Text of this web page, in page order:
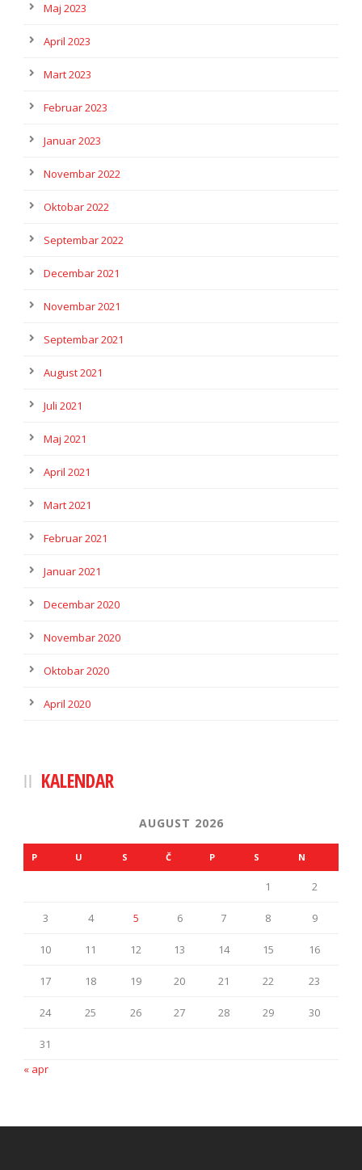
Maj 2023
April 2023
Mart 2023
Februar 2023
Januar 2023
Novembar 2022
Oktobar 2022
Septembar 2022
Decembar 2021
Novembar 2021
Septembar 2021
August 2021
Juli 2021
Maj 2021
April 2021
Mart 2021
Februar 2021
Januar 2021
Decembar 2020
Novembar 2020
Oktobar 2020
April 2020
KALENDAR
AUGUST 2026
P U S Č P S N
1 2
3 4 5 6 7 8 9
10 11 12 13 14 15 16
17 18 19 20 21 22 23
24 25 26 27 28 29 30
31
« apr